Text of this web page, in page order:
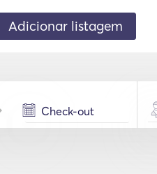
Adicionar listagem